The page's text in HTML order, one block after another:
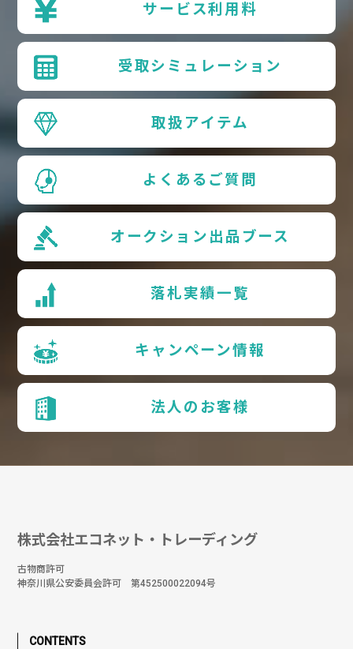
サービス利用料
受取シミュレーション
取扱アイテム
よくあるご質問
オークション出品ブース
落札実績一覧
キャンペーン情報
法人のお客様
株式会社エコネット・トレーディング
古物商許可
神奈川県公安委員会許可 第452500022094号
CONTENTS